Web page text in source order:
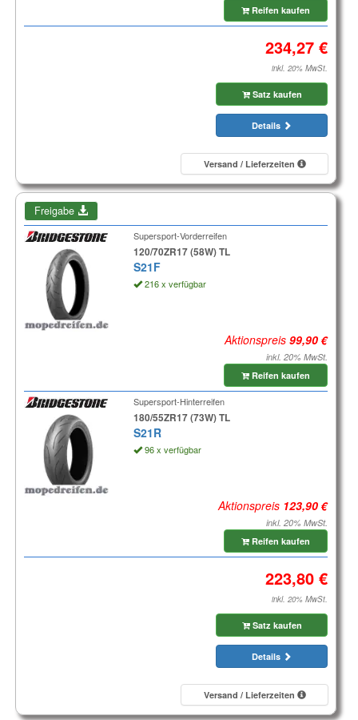
Reifen kaufen
inkl. 20% MwSt.
Satz kaufen
Details
Versand / Lieferzeiten
Freigabe
Supersport-Vorderreifen
120/70ZR17 (58W) TL
S21F
216 x verfügbar
Aktionspreis
inkl. 20% MwSt.
Reifen kaufen
Supersport-Hinterreifen
180/55ZR17 (73W) TL
S21R
96 x verfügbar
Aktionspreis
inkl. 20% MwSt.
Reifen kaufen
inkl. 20% MwSt.
Satz kaufen
Details
Versand / Lieferzeiten